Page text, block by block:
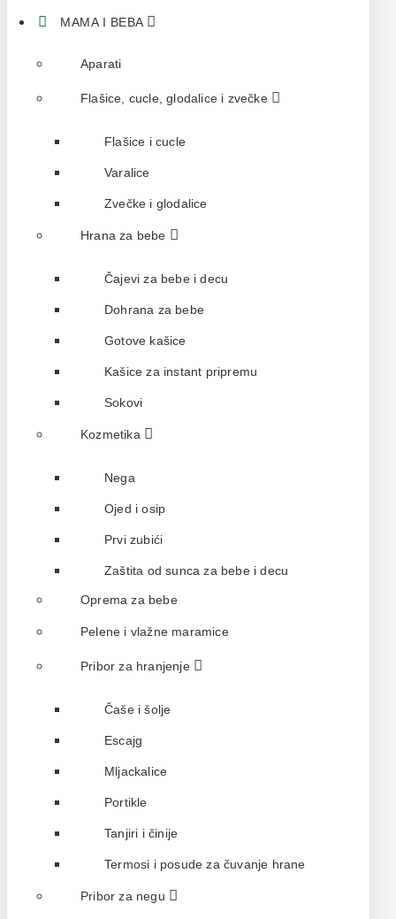
MAMA I BEBA
Aparati
Flašice, cucle, glodalice i zvečke
Flašice i cucle
Varalice
Zvečke i glodalice
Hrana za bebe
Čajevi za bebe i decu
Dohrana za bebe
Gotove kašice
Kašice za instant pripremu
Sokovi
Kozmetika
Nega
Ojed i osip
Prvi zubići
Zaštita od sunca za bebe i decu
Oprema za bebe
Pelene i vlažne maramice
Pribor za hranjenje
Čaše i šolje
Escajg
Mljackalice
Portikle
Tanjiri i činije
Termosi i posude za čuvanje hrane
Pribor za negu